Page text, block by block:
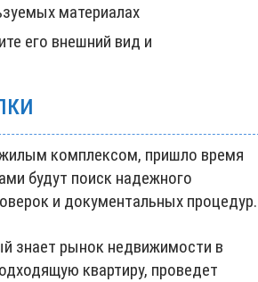
материалах
его внешний вид и
комплексом, пришло время
будут поиск надежного
и документальных процедур.
знает рынок недвижимости в
квартиру, проведет